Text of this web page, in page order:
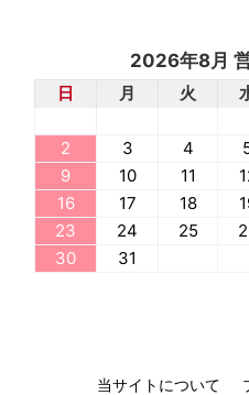
2026年8月
日 月 火
2
3 4
9
10 11
16
17 18
23
24 25
30
31
当サイトについて